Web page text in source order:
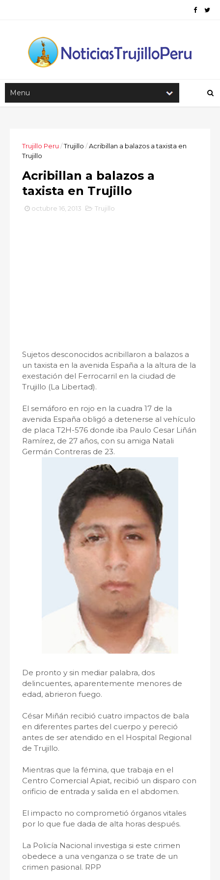
Trujillo Peru /Trujillo /Acribillan a balazos a taxista en
Trujillo
Acribillan a balazos a
taxista en Trujillo
octubre 16, 2013 Trujillo
Sujetos desconocidos acribillaron a balazos a
un taxista en la avenida España a la altura de la
exestación del Ferrocarril en la ciudad de
Trujillo (La Libertad).
El semáforo en rojo en la cuadra 17 de la
avenida España obligó a detenerse al vehículo
de placa T2H-576 donde iba Paulo Cesar Liñán
Ramírez, de 27 años, con su amiga Natali
Germán Contreras de 23.
De pronto y sin mediar palabra, dos
delincuentes, aparentemente menores de
edad, abrieron fuego.
César Miñán recibió cuatro impactos de bala
en diferentes partes del cuerpo y pereció
antes de ser atendido en el Hospital Regional
de Trujillo.
Mientras que la fémina, que trabaja en el
Centro Comercial Apiat, recibió un disparo con
orificio de entrada y salida en el abdomen.
El impacto no comprometió órganos vitales
por lo que fue dada de alta horas después.
La Policía Nacional investiga si este crimen
obedece a una venganza o se trate de un
crimen pasional. RPP